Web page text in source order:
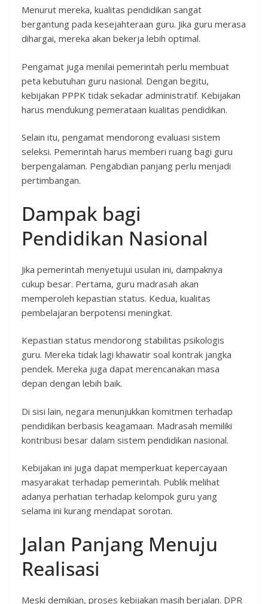
Menurut mereka, kualitas pendidikan sangat
bergantung pada kesejahteraan guru. Jika guru merasa
dihargai, mereka akan bekerja lebih optimal.
Pengamat juga menilai pemerintah perlu membuat
peta kebutuhan guru nasional. Dengan begitu,
kebijakan PPPK tidak sekadar administratif. Kebijakan
harus mendukung pemerataan kualitas pendidikan.
Selain itu, pengamat mendorong evaluasi sistem
seleksi. Pemerintah harus memberi ruang bagi guru
berpengalaman. Pengabdian panjang perlu menjadi
pertimbangan.
Dampak bagi
Pendidikan Nasional
Jika pemerintah menyetujui usulan ini, dampaknya
cukup besar. Pertama, guru madrasah akan
memperoleh kepastian status. Kedua, kualitas
pembelajaran berpotensi meningkat.
Kepastian status mendorong stabilitas psikologis
guru. Mereka tidak lagi khawatir soal kontrak jangka
pendek. Mereka juga dapat merencanakan masa
depan dengan lebih baik.
Di sisi lain, negara menunjukkan komitmen terhadap
pendidikan berbasis keagamaan. Madrasah memiliki
kontribusi besar dalam sistem pendidikan nasional.
Kebijakan ini juga dapat memperkuat kepercayaan
masyarakat terhadap pemerintah. Publik melihat
adanya perhatian terhadap kelompok guru yang
selama ini kurang mendapat sorotan.
Jalan Panjang Menuju
Realisasi
Meski demikian, proses kebijakan masih berjalan. DPR